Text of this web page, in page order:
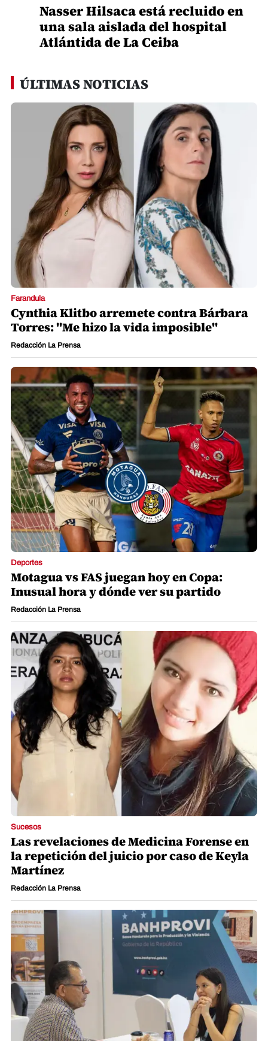
Nasser Hilsaca está recluido en
una sala aislada del hospital
Atlántida de La Ceiba
ÚLTIMAS NOTICIAS
Farandula
Cynthia Klitbo arremete contra Bárbara
Torres: "Me hizo la vida imposible"
Redacción La Prensa
Deportes
Motagua vs FAS juegan hoy en Copa:
Inusual hora y dónde ver su partido
Redacción La Prensa
Sucesos
Las revelaciones de Medicina Forense en
la repetición del juicio por caso de Keyla
Martínez
Redacción La Prensa